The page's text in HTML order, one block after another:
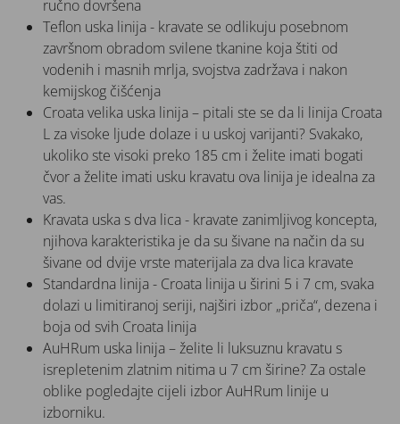
ručno dovršena
Teflon uska linija - kravate se odlikuju posebnom
završnom obradom svilene tkanine koja štiti od
vodenih i masnih mrlja, svojstva zadržava i nakon
kemijskog čišćenja
Croata velika uska linija – pitali ste se da li linija Croata
L za visoke ljude dolaze i u uskoj varijanti? Svakako,
ukoliko ste visoki preko 185 cm i želite imati bogati
čvor a želite imati usku kravatu ova linija je idealna za
vas.
Kravata uska s dva lica - kravate zanimljivog koncepta,
njihova karakteristika je da su šivane na način da su
šivane od dvije vrste materijala za dva lica kravate
Standardna linija - Croata linija u širini 5 i 7 cm, svaka
dolazi u limitiranoj seriji, najširi izbor „priča“, dezena i
boja od svih Croata linija
AuHRum uska linija – želite li luksuznu kravatu s
isrepletenim zlatnim nitima u 7 cm širine? Za ostale
oblike pogledajte cijeli izbor AuHRum linije u
izborniku.